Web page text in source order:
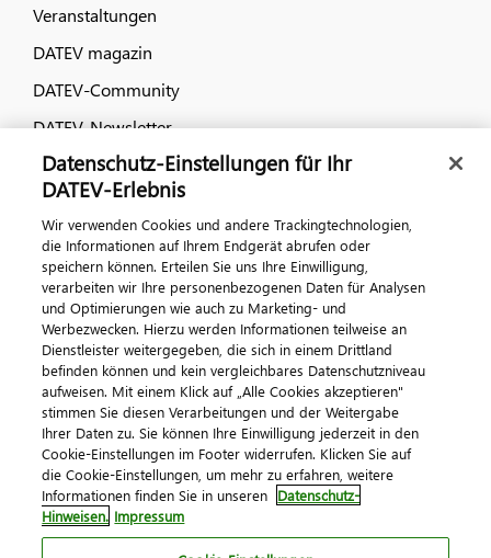
Veranstaltungen
DATEV magazin
DATEV-Community
DATEV-Newsletter
Kontaktieren Sie uns
© 2026 DATEV eG
ImpressumDatenschutzAGB Kontakt
Cookie-Einstellungen
Datenschutz-Einstellungen für Ihr
DATEV-Erlebnis
Wir verwenden Cookies und andere Trackingtechnologien,
die Informationen auf Ihrem Endgerät abrufen oder
speichern können. Erteilen Sie uns Ihre Einwilligung,
verarbeiten wir Ihre personenbezogenen Daten für Analysen
und Optimierungen wie auch zu Marketing- und
Werbezwecken. Hierzu werden Informationen teilweise an
Dienstleister weitergegeben, die sich in einem Drittland
befinden können und kein vergleichbares Datenschutzniveau
aufweisen. Mit einem Klick auf „Alle Cookies akzeptieren"
stimmen Sie diesen Verarbeitungen und der Weitergabe
Ihrer Daten zu. Sie können Ihre Einwilligung jederzeit in den
Cookie-Einstellungen im Footer widerrufen. Klicken Sie auf
die Cookie-Einstellungen, um mehr zu erfahren, weitere
Informationen finden Sie in unseren Datenschutz-
Hinweisen. Impressum